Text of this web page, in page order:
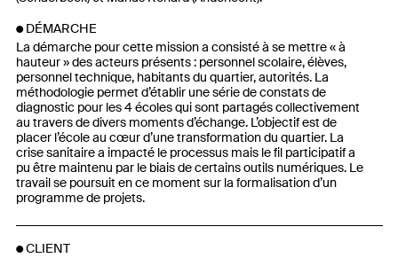
DÉMARCHE
La démarche pour cette mission a consisté à se mettre « à
hauteur » des acteurs présents : personnel scolaire, élèves,
personnel technique, habitants du quartier, autorités. La
méthodologie permet d’établir une série de constats de
diagnostic pour les 4 écoles qui sont partagés collectivement
au travers de divers moments d’échange. L’objectif est de
placer l’école au cœur d’une transformation du quartier. La
crise sanitaire a impacté le processus mais le fil participatif a
pu être maintenu par le biais de certains outils numériques. Le
travail se poursuit en ce moment sur la formalisation d’un
programme de projets.
CLIENT